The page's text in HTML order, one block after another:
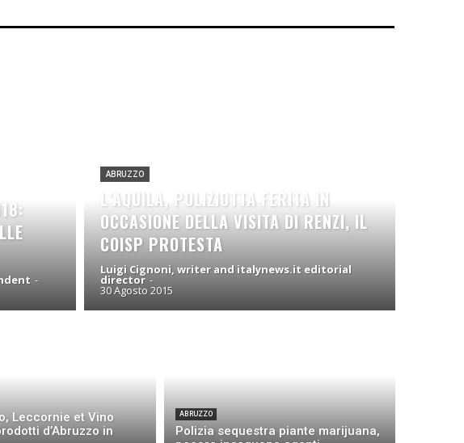
-
ABRUZZO
L’AQUILA, POLIZIOTTA FERITA IN
OCCASIONE DELLA VISITA DI RENZI, IL
COISP PROTESTA
Luigi Cignoni, writer and italynews.it editorial
director -
30 Agosto 2015
Leccornie et Vino
d’Abruzzo in
ABRUZZO
Polizia sequestra piante marijuana,